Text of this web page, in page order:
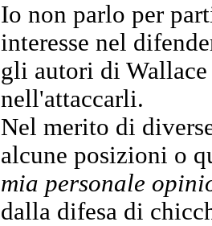
Io non parlo per
interesse nel
gli autori di
nell'attaccarli.
Nel merito di
alcune posizioni o
mia personale
dalla difesa di